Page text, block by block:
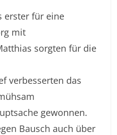
erster für eine
mit
sorgten für die
verbesserten das
gewonnen.
Bausch auch über